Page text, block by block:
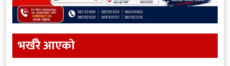
भर्खरै आएकाे